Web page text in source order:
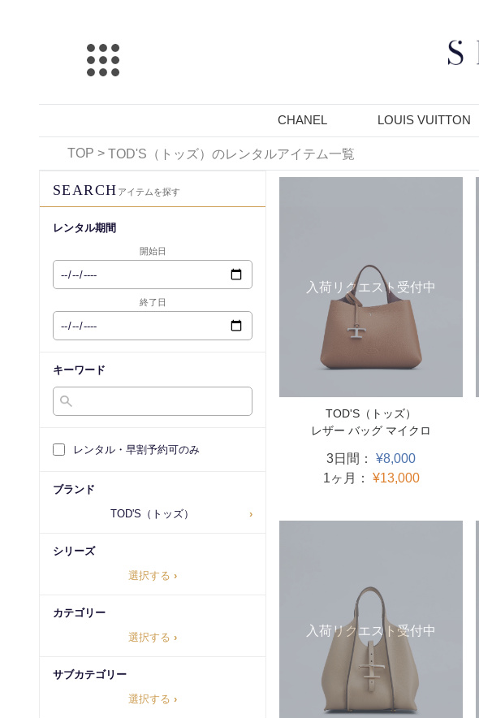
CHANEL LOUIS VUITTON
TOP > TOD'S（トッズ）のレンタルアイテム一覧
SEARCH アイテムを探す
レンタル期間
開始日
終了日
キーワード
レンタル・早割予約可のみ
ブランド
TOD'S（トッズ）
›
シリーズ
選択する ›
カテゴリー
選択する ›
サブカテゴリー
選択する ›
入荷リクエスト受付中
TOD'S（トッズ）
レザー バッグ マイクロ
3日間： ¥8,000
1ヶ月： ¥13,000
入荷リクエスト受付中